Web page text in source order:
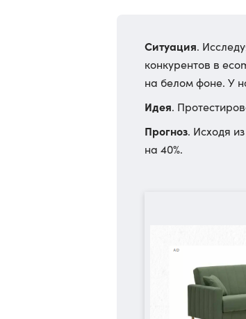
Ситуация.
конкурентов в
на белом фоне. У
Идея.
Прогноз. Исходя
на 40%.